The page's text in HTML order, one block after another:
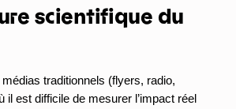
scientifique du
traditionnels (flyers, radio,
il est difficile de mesurer l’impact réel